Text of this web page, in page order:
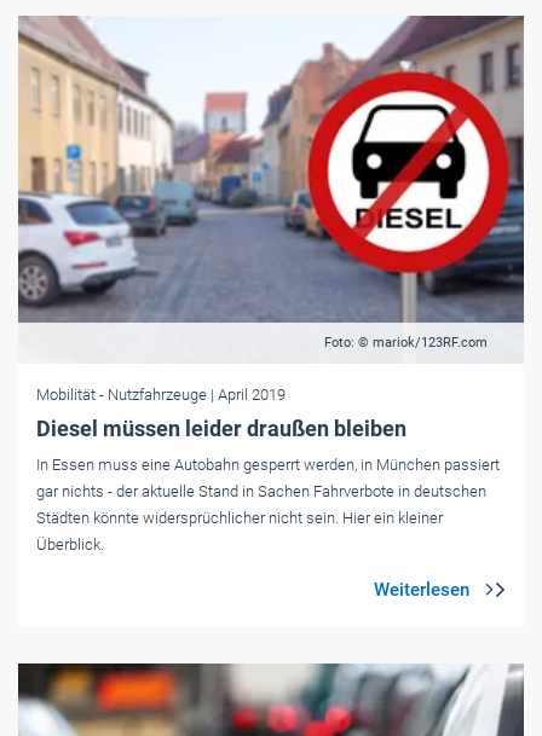
Foto: © mariok/123RF.com
Mobilität - Nutzfahrzeuge | April 2019
Diesel müssen leider draußen bleiben
In Essen muss eine Autobahn gesperrt werden, in München passiert
gar nichts - der aktuelle Stand in Sachen Fahrverbote in deutschen
Städten könnte widersprüchlicher nicht sein. Hier ein kleiner
Überblick.